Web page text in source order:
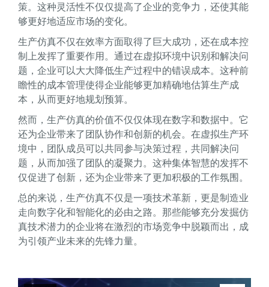
策。这种灵活性不仅仅提高了企业的竞争力，还使其能
够更好地适应市场的变化。
生产仿真不仅在效率方面取得了巨大成功，还在成本控
制上发挥了重要作用。通过在虚拟环境中识别和解决问
题，企业可以大大降低生产过程中的错误成本。这种前
瞻性的成本管理使得企业能够更加精确地估算生产成
本，从而更好地规划预算。
然而，生产仿真的价值不仅仅体现在数字和数据中。它
还为企业带来了团队协作和创新的机会。在虚拟生产环
境中，团队成员可以共同参与决策过程，共同解决问
题，从而加强了团队的凝聚力。这种集体智慧的发挥不
仅促进了创新，还为企业带来了更加积极的工作氛围。
总的来说，生产仿真不仅是一项技术革新，更是制造业
走向数字化和智能化的必由之路。那些能够充分发掘仿
真技术潜力的企业将在激烈的市场竞争中脱颖而出，成
为引领产业未来的先锋力量。